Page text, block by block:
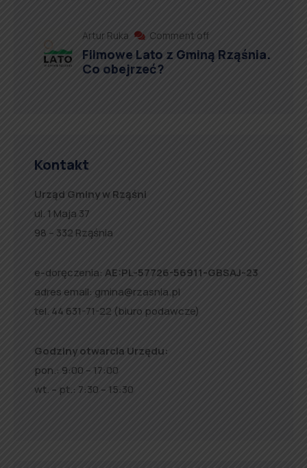
Artur Ruka Comment off
Filmowe Lato z Gminą Rząśnia.
Co obejrzeć?
Kontakt
Urząd Gminy w Rząśni
ul. 1 Maja 37
98 – 332 Rząśnia
e-doręczenia: AE:PL-57726-56911-GBSAJ-23
adres email: gmina@rzasnia.pl
tel. 44 631-71-22 (biuro podawcze)
Godziny otwarcia Urzędu:
pon.: 9:00 – 17:00
wt. – pt.: 7:30 – 15:30